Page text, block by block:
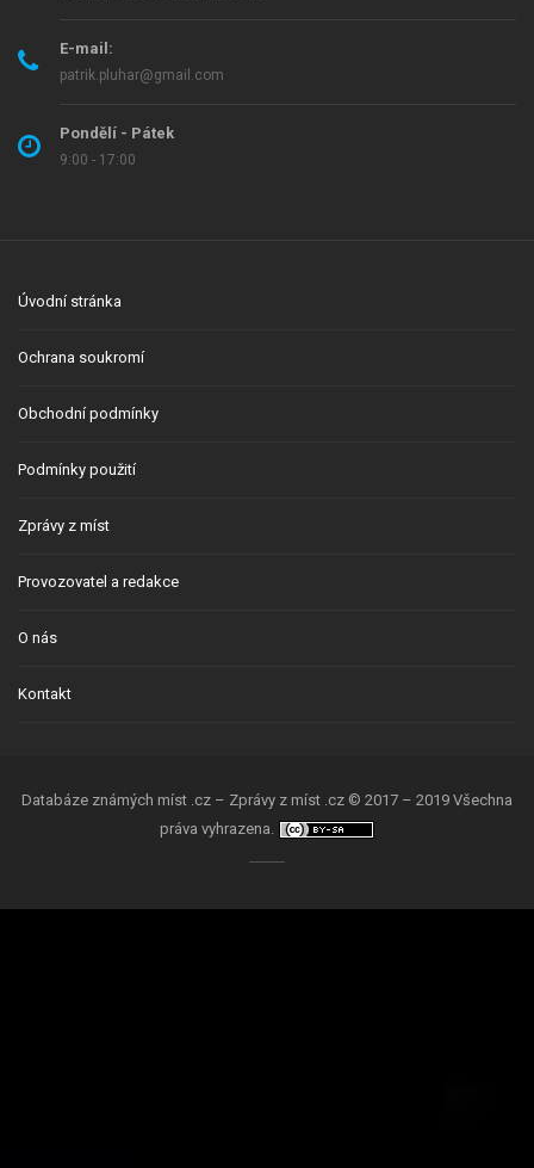
E-mail:
patrik.pluhar@gmail.com
Pondělí - Pátek
9:00 - 17:00
Úvodní stránka
Ochrana soukromí
Obchodní podmínky
Podmínky použití
Zprávy z míst
Provozovatel a redakce
O nás
Kontakt
Databáze známých míst .cz – Zprávy z míst .cz © 2017 – 2019 Všechna
práva vyhrazena.